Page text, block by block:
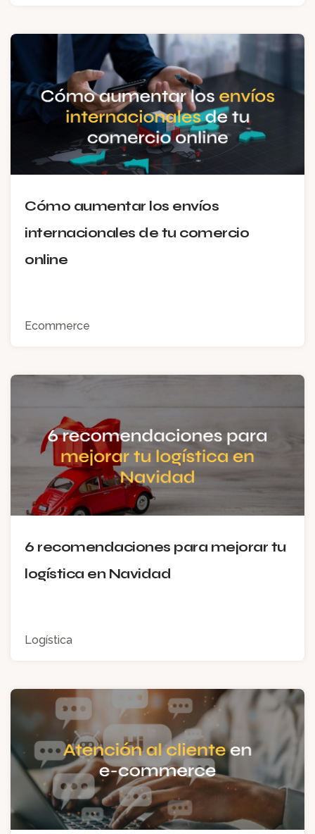
Cómo aumentar los envíos
internacionales de tu comercio
online
Ecommerce
6 recomendaciones para mejorar tu
logística en Navidad
Logística